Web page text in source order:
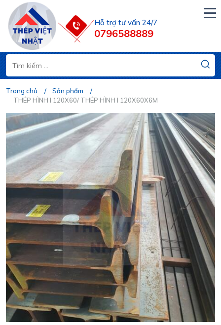
Hỗ trợ tư vấn 24/7
0796588889
Trang chủ
Sản phẩm
THÉP HÌNH I 120X60/ THÉP HÌNH I 120X60X6M